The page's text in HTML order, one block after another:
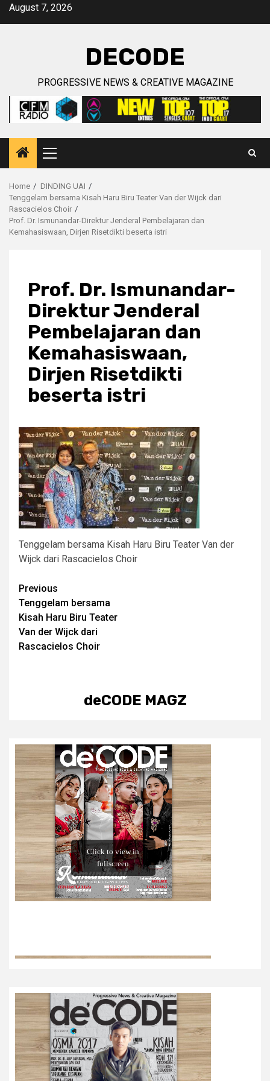
SkipAugust 7, 2026
DECODE
PROGRESSIVE NEWS & CREATIVE MAGAZINE
Primary
Menu
Home
DINDING UAI
Tenggelam bersama Kisah Haru Biru Teater Van der Wijck dari
Rascacielos Choir
Prof. Dr. Ismunandar-Direktur Jenderal Pembelajaran dan
Kemahasiswaan, Dirjen Risetdikti beserta istri
Prof. Dr. Ismunandar-
Direktur Jenderal
Pembelajaran dan
Kemahasiswaan,
Dirjen Risetdikti
beserta istri
Tenggelam bersama Kisah Haru Biru Teater Van der
Wijck dari Rascacielos Choir
Post
navigation
Previous
Tenggelam bersama
Kisah Haru Biru Teater
Van der Wijck dari
Rascacielos Choir
deCODE MAGZ